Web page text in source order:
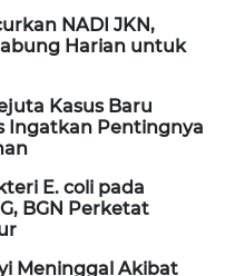
NADI JKN,
Harian untuk
Kasus Baru
Ingatkan Pentingnya
E. coli pada
BGN Perketat
Meninggal Akibat